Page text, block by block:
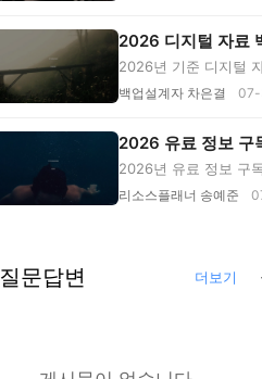
2026 디지털 자료
2026년 기준 디지털
DD...
백업설계자 차은결 07-
2026 유료 정보 구
2026년 유료 정보 구
문...
리소스플래너 송예준
질문답변 더보기